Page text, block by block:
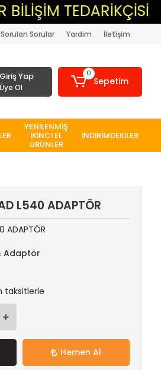
TEDARİKÇİSİ
Sorulan Sorular Yardım İletişim
Giriş Yap
Üye Ol
0
Sepetim
YENİLENMİŞ
İKİNCİ EL
ÜRÜNLER
İNDİRİMDEKİLER
L540 ADAPTÖR
ADAPTÖR
Adaptör
taksitlerle
Hemen Al